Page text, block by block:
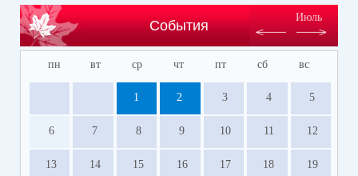
События
Июль
пн вт ср чт пт сб вс
1 2 3 4 5
6 7 8 9 10 11 12
13 14 15 16 17 18 19